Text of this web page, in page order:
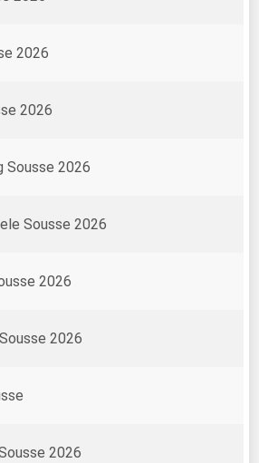
2026
2026
Sousse 2026
Sousse 2026
2026
2026
2026